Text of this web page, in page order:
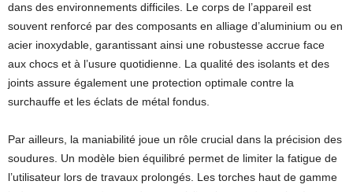
dans des environnements difficiles. Le corps de l’appareil est
souvent renforcé par des composants en alliage d’aluminium ou en
acier inoxydable, garantissant ainsi une robustesse accrue face
aux chocs et à l’usure quotidienne. La qualité des isolants et des
joints assure également une protection optimale contre la
surchauffe et les éclats de métal fondus.
Par ailleurs, la maniabilité joue un rôle crucial dans la précision des
soudures. Un modèle bien équilibré permet de limiter la fatigue de
l’utilisateur lors de travaux prolongés. Les torches haut de gamme